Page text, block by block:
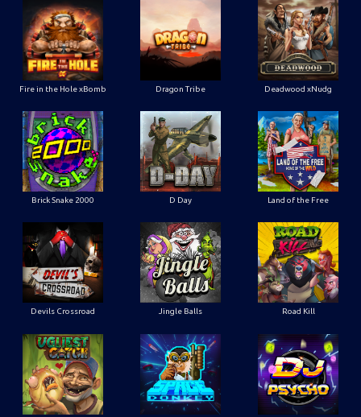
Fire in the Hole xBomb Dragon Tribe Deadwood xNudg
Brick Snake 2000 D Day Land of the Free
Devils Crossroad Jingle Balls Road Kill